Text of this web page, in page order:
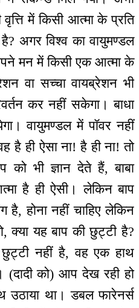
में किसी आत्मा के प्रति
अगर विश्व का वायुमण्डल
मन में किसी एक आत्मा के
वा सच्चा वायब्रेशन भी
कर नहीं सकेगा। बाधा
वायुमण्डल में पॉवर नहीं
ही ऐसा ना! है ही ना! तो
को भी ज्ञान देते हैं, बाबा
है ही ऐसी। लेकिन बाप
होना नहीं चाहिए लेकिन
क्या यह बाप की छुट्टी है?
नहीं है, वह एक हाथ
(दादी को) आप देख रही हो
उठाया था। डबल फारेनर्स